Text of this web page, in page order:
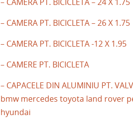
– CAMERA PT. BICICLETA – 26 X 1.75
– CAMERA PT. BICICLETA -12 X 1.95
– CAMERE PT. BICICLETA
– CAPACELE DIN ALUMINIU PT.
bmw mercedes toyota land rover
hyundai